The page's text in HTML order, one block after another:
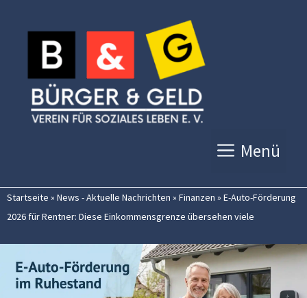
Inhalt
springen
Menü
Startseite » News - Aktuelle Nachrichten » Finanzen » E-Auto-Förderung
2026 für Rentner: Diese Einkommensgrenze übersehen viele